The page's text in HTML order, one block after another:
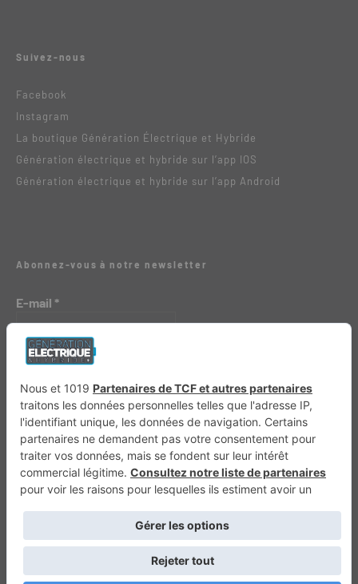
Suivez-nous
Facebook
Instagram
La boutique Génération Électrique et Hybride
Génération électrique et hybride sur l’app IOS
Génération électrique et hybride sur l’app Android
Abonnez-vous à notre newsletter
E-mail *
Génération 4×4 Génération Sans Permis VTTAE.fr FullAttack MX2K
Retour en haut